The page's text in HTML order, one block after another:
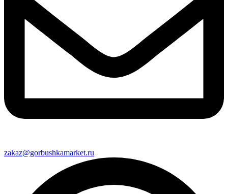
zakaz@gorbushkamarket.ru